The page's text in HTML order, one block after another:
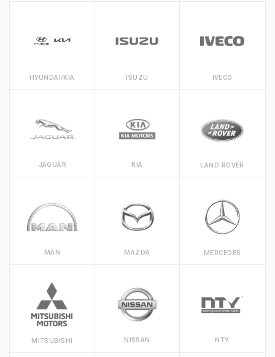
HYUNDAI/KIA ISUZU IVECO
JAGUAR KIA LAND ROVER
MAN MAZDA MERCEDES
MITSUBISHI NISSAN NTY